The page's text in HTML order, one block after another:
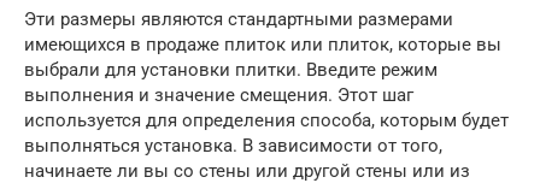
Эти размеры являются стандартными размерами
имеющихся в продаже плиток или плиток, которые вы
выбрали для установки плитки. Введите режим
выполнения и значение смещения. Этот шаг
используется для определения способа, которым будет
выполняться установка. В зависимости от того,
начинаете ли вы со стены или другой стены или из